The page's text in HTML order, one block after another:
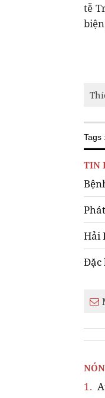
tễ
Tags :
TIN
Hải
Đặc
1.